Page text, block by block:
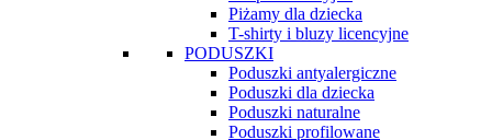
Piżamy dla dziecka
T-shirty i bluzy licencyjne
PODUSZKI
Poduszki antyalergiczne
Poduszki dla dziecka
Poduszki naturalne
Poduszki profilowane